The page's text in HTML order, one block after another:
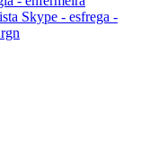
Skype - esfrega -